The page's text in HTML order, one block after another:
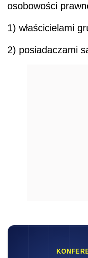
osobowości
1) właścicielami
2) posiadaczami